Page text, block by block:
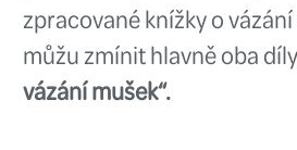
Když se zamyslím